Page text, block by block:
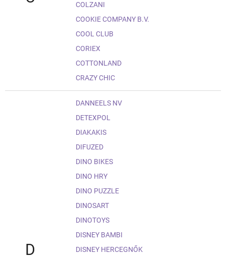
COLZANI
COOKIE COMPANY B.V.
COOL CLUB
CORIEX
COTTONLAND
CRAZY CHIC
D
DANNEELS NV
DETEXPOL
DIAKAKIS
DIFUZED
DINO BIKES
DINO HRY
DINO PUZZLE
DINOSART
DINOTOYS
DISNEY BAMBI
DISNEY HERCEGNŐK